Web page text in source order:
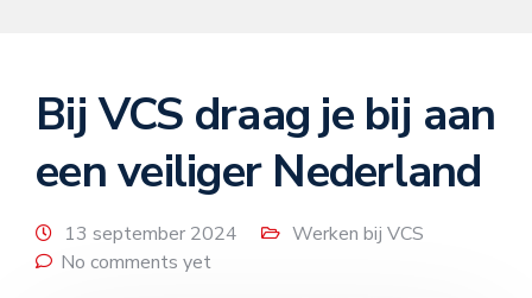
Bij VCS draag je bij aan
een veiliger Nederland
13 september 2024
Werken bij VCS
No comments yet